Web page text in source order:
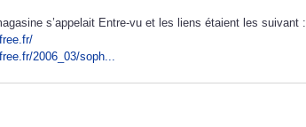
s’appelait Entre-vu et les liens étaient les suivant :
2006_03/soph...